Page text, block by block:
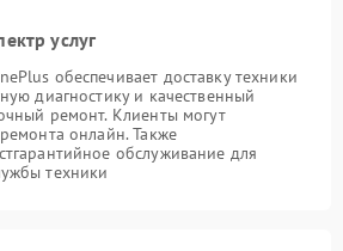
услуг
обеспечивает доставку техники
диагностику и качественный
ремонт. Клиенты могут
онлайн. Также
обслуживание для
техники